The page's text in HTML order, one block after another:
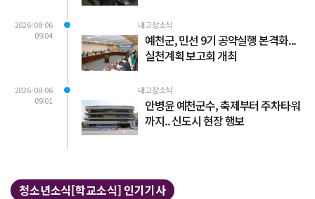
2026-08-06
09:04
내고장소식
예천군, 민선 9기 공약실행 본격화...
실천계획 보고회 개최
2026-08-06
09:01
내고장소식
안병윤 예천군수, 축제부터 주차타워
까지.. 신도시 현장 행보
청소년소식[학교소식] 인기기사